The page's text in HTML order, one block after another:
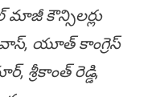
మాజీ కౌన్సిలర్లు
యూత్ కాంగ్రెస్
శ్రీకాంత్ రెడ్డి,